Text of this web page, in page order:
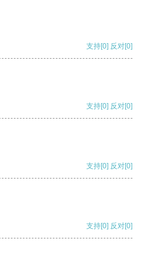
支持[0] 反对[0]
支持[0] 反对[0]
支持[0] 反对[0]
支持[0] 反对[0]